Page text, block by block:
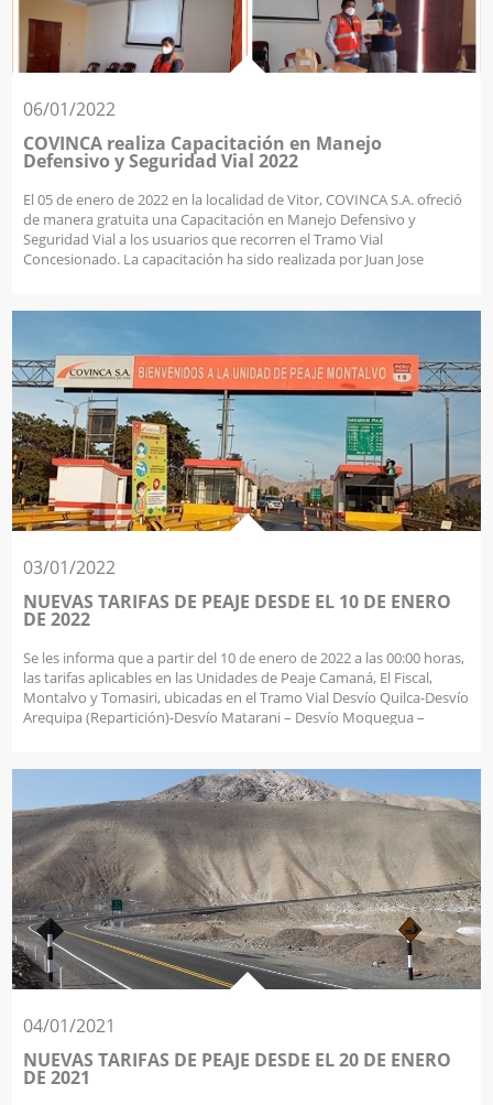
06/01/2022
COVINCA realiza Capacitación en Manejo
Defensivo y Seguridad Vial 2022
El 05 de enero de 2022 en la localidad de Vitor, COVINCA S.A. ofreció
de manera gratuita una Capacitación en Manejo Defensivo y
Seguridad Vial a los usuarios que recorren el Tramo Vial
Concesionado. La capacitación ha sido realizada por Juan Jose
hábitos mediante los cuales se llega a evitar colisiones, atropellos,
caídas y en general, todo accidente de tránsito. Manejar a la
defensiva, por lo tanto, consiste en conducir, previendo las
situaciones de peligro. Finalizado el curso, los asistentes cuentan
con herramientas para aplicar los fundamentos del manejo
defensivo, e identificar los riesgos en la conducción. ¡La educación
vial es la herramienta de prevención que permitirá reducir la elevada
tasa de accidentes de tránsito de nuestro país!
03/01/2022
NUEVAS TARIFAS DE PEAJE DESDE EL 10 DE ENERO
DE 2022
Se les informa que a partir del 10 de enero de 2022 a las 00:00 horas,
las tarifas aplicables en las Unidades de Peaje Camaná, El Fiscal,
Montalvo y Tomasiri, ubicadas en el Tramo Vial Desvío Quilca-Desvío
Arequipa (Repartición)-Desvío Matarani – Desvío Moquegua –
04/01/2021
NUEVAS TARIFAS DE PEAJE DESDE EL 20 DE ENERO
DE 2021